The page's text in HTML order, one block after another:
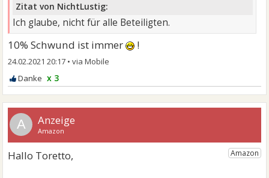
Zitat von NichtLustig:
Ich glaube, nicht für alle Beteiligten.
10% Schwund ist immer !
24.02.2021 20:17 •
x 3
A